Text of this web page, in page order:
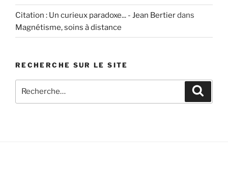
Citation : Un curieux paradoxe... - Jean Bertierdans
Magnétisme, soins à distance
RECHERCHE SUR LE SITE
pour